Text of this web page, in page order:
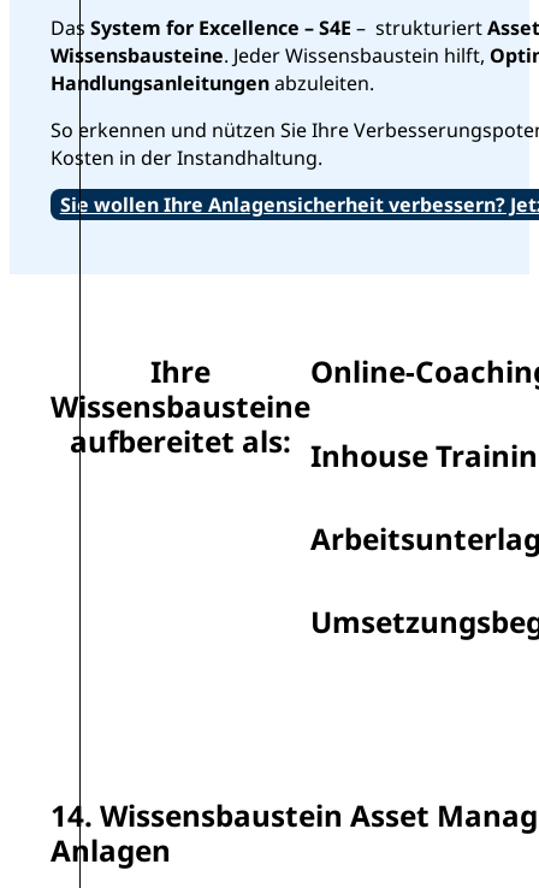
Das System for Excellence – S4E – strukturiert
Wissensbausteine. Jeder Wissensbaustein hilft,
Handlungsanleitungenabzuleiten.
So erkennen und nützen Sie Ihre
Kosten in der Instandhaltung.
Sie wollen Ihre Anlagensicherheit verbessern?
Ihre
Wissensbausteine
aufbereitet als:
Online-
Inhouse
14. Wissensbaustein Asset
Anlagen